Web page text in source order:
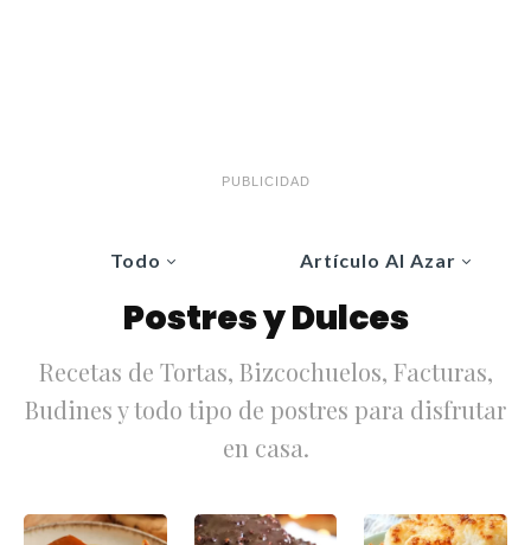
PUBLICIDAD
Todo Artículo Al Azar
Postres y Dulces
Recetas de Tortas, Bizcochuelos, Facturas,
Budines y todo tipo de postres para disfrutar
en casa.